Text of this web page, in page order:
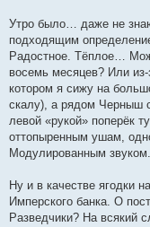
Утро было… даже не
подходящим
Радостное. Тёплое…
восемь месяцев? Или
котором я сижу на
скалу), а рядом Черныш
левой «рукой» поперёк
оттопыренным ушам,
Модулированным звуком.
Ну и в качестве ягодки
Имперского банка. О
Разведчики? На всякий